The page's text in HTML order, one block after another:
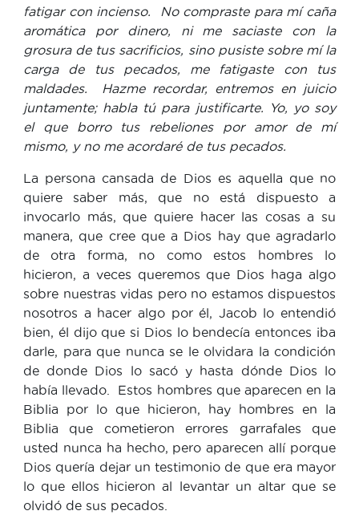
fatigar con incienso. No compraste para mí caña
aromática por dinero, ni me saciaste con la
grosura de tus sacrificios, sino pusiste sobre mí la
carga de tus pecados, me fatigaste con tus
maldades. Hazme recordar, entremos en juicio
juntamente; habla tú para justificarte. Yo, yo soy
el que borro tus rebeliones por amor de mí
mismo, y no me acordaré de tus pecados.
La persona cansada de Dios es aquella que no
quiere saber más, que no está dispuesto a
invocarlo más, que quiere hacer las cosas a su
manera, que cree que a Dios hay que agradarlo
de otra forma, no como estos hombres lo
hicieron, a veces queremos que Dios haga algo
sobre nuestras vidas pero no estamos dispuestos
nosotros a hacer algo por él, Jacob lo entendió
bien, él dijo que si Dios lo bendecía entonces iba
darle, para que nunca se le olvidara la condición
de donde Dios lo sacó y hasta dónde Dios lo
había llevado. Estos hombres que aparecen en la
Biblia por lo que hicieron, hay hombres en la
Biblia que cometieron errores garrafales que
usted nunca ha hecho, pero aparecen allí porque
Dios quería dejar un testimonio de que era mayor
lo que ellos hicieron al levantar un altar que se
olvidó de sus pecados.